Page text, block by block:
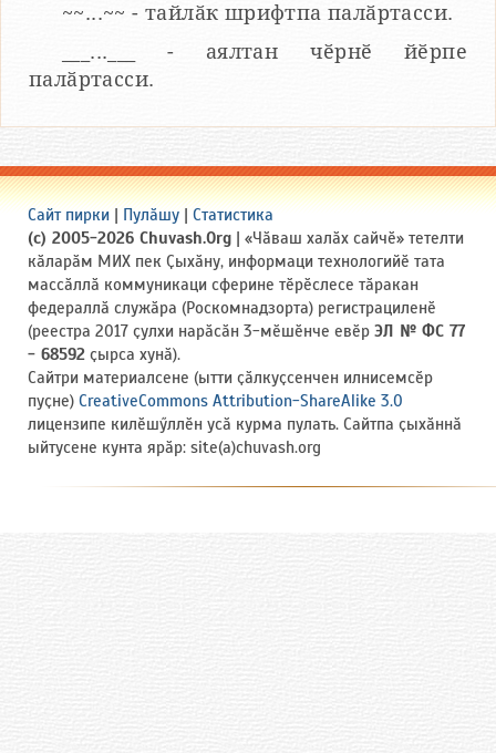
~~...~~ - тайлӑк шрифтпа палӑртасси.
___...___ - аялтан чӗрнӗ йӗрпе
палӑртасси.
Сайт пирки | Пулӑшу | Статистика
(c) 2005-2026 Chuvash.Org | «Чӑваш халӑх сайчӗ» тетелти
кӑларӑм МИХ пек Ҫыхӑну, информаци технологийӗ тата
массӑллӑ коммуникаци сферине тӗрӗслесе тӑракан
федераллӑ служӑра (Роскомнадзорта) регистрациленӗ
(реестра 2017 ҫулхи нарӑсӑн 3-мӗшӗнче евӗр ЭЛ № ФС 77
- 68592 ҫырса хунӑ).
Сайтри материалсене (ытти ҫӑлкуҫсенчен илнисемсӗр
пуҫне) CreativeCommons Attribution-ShareAlike 3.0
лицензипе килӗшӳллӗн усӑ курма пулать. Сайтпа ҫыхӑннӑ
ыйтусене кунта ярӑр: site(a)chuvash.org